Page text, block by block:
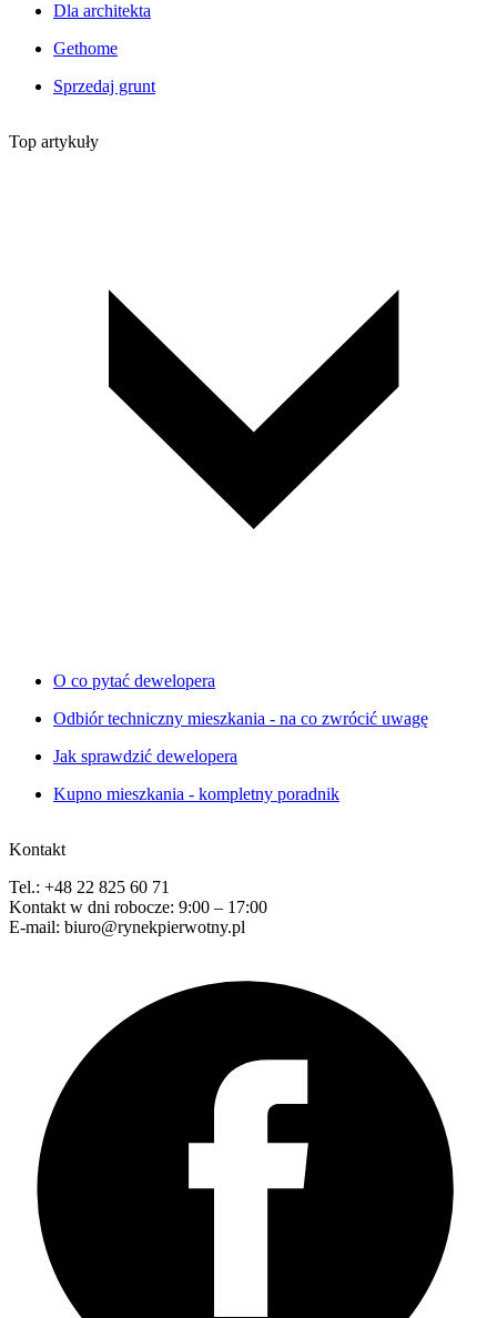
Dla architekta
Gethome
Sprzedaj grunt
Top artykuły
O co pytać dewelopera
Odbiór techniczny mieszkania - na co zwrócić uwagę
Jak sprawdzić dewelopera
Kupno mieszkania - kompletny poradnik
Kontakt
Tel.: +48 22 825 60 71
Kontakt w dni robocze: 9:00 – 17:00
E-mail: biuro@rynekpierwotny.pl